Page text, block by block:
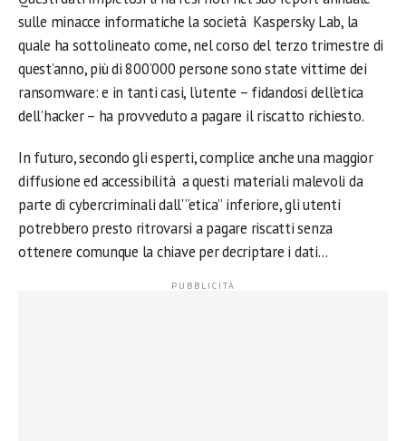
sulle minacce informatiche la società Kaspersky Lab, la
quale ha sottolineato come, nel corso del terzo trimestre di
quest’anno, più di 800’000 persone sono state vittime dei
ransomware: e in tanti casi, l’utente – fidandosi dell’etica
dell’hacker – ha provveduto a pagare il riscatto richiesto.
In futuro, secondo gli esperti, complice anche una maggior
diffusione ed accessibilità a questi materiali malevoli da
parte di cybercriminali dall'”etica” inferiore, gli utenti
potrebbero presto ritrovarsi a pagare riscatti senza
ottenere comunque la chiave per decriptare i dati…